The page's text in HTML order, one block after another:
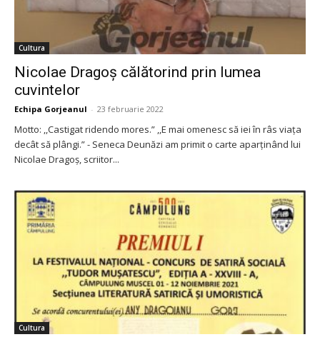
Cultura
Nicolae Dragoş călătorind prin lumea
cuvintelor
Echipa Gorjeanul - 23 februarie 2022
Motto: ,,Castigat ridendo mores.” ,,E mai omenesc să iei în râs viaţa
decât să plângi.” - Seneca Deunăzi am primit o carte aparţinând lui
Nicolae Dragoş, scriitor...
Cultura